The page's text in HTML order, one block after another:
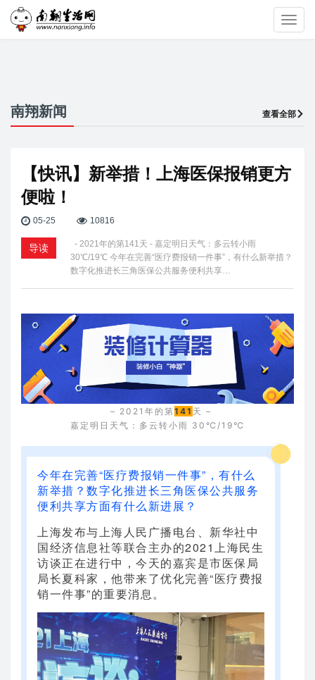
南翔新闻 查看全部
【快讯】新举措！上海医保报销更方
便啦！
05-25 10816
导读
- 2021年的第141天 - 嘉定明日天气：多云转小雨
30℃/19℃ 今年在完善“医疗费报销一件事”，有什么新举措？
数字化推进长三角医保公共服务便利共享…
– 2021年的第141 天 –
嘉定明日天气：多云转小雨 30℃/19℃
今年在完善“医疗费报销一件事”，有什么
新举措？数字化推进长三角医保公共服务
便利共享方面有什么新进展？
上海发布与上海人民广播电台、新华社中
国经济信息社等联合主办的2021上海民生
访谈正在进行中，今天的嘉宾是市医保局
局长夏科家，他带来了优化完善“医疗费报
销一件事”的重要消息。